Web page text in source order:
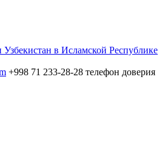
в Исламской Республике
+998 71 233-28-28 телефон доверия